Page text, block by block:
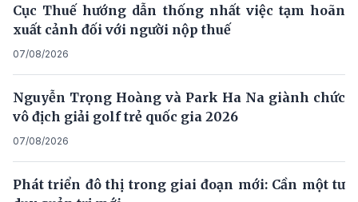
Cục Thuế hướng dẫn thống nhất việc tạm hoãn
xuất cảnh đối với người nộp thuế
07/08/2026
Nguyễn Trọng Hoàng và Park Ha Na giành chức
vô địch giải golf trẻ quốc gia 2026
07/08/2026
Phát triển đô thị trong giai đoạn mới: Cần một tư